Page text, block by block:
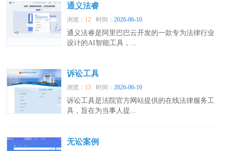
通义法睿
浏览： 12 时间：2026-06-10
通义法睿是阿里巴巴云开发的一款专为法律行业
设计的AI智能工具，...
诉讼工具
浏览： 13 时间：2026-06-10
诉讼工具是法院官方网站提供的在线法律服务工
具，旨在为当事人提...
无讼案例